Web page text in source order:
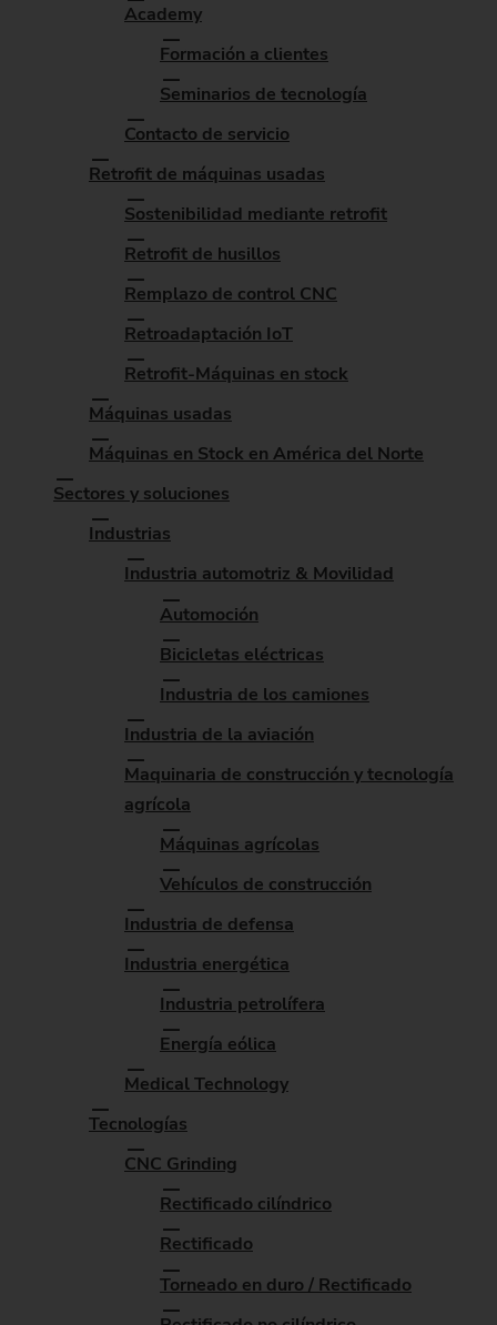
Academy
Formación a clientes
Seminarios de tecnología
Contacto de servicio
Retrofit de máquinas usadas
Sostenibilidad mediante retrofit
Retrofit de husillos
Remplazo de control CNC
Retroadaptación IoT
Retrofit-Máquinas en stock
Máquinas usadas
Máquinas en Stock en América del Norte
Sectores y soluciones
Industrias
Industria automotriz & Movilidad
Automoción
Bicicletas eléctricas
Industria de los camiones
Industria de la aviación
Maquinaria de construcción y tecnología
agrícola
Máquinas agrícolas
Vehículos de construcción
Industria de defensa
Industria energética
Industria petrolífera
Energía eólica
Medical Technology
Tecnologías
CNC Grinding
Rectificado cilíndrico
Rectificado
Torneado en duro / Rectificado